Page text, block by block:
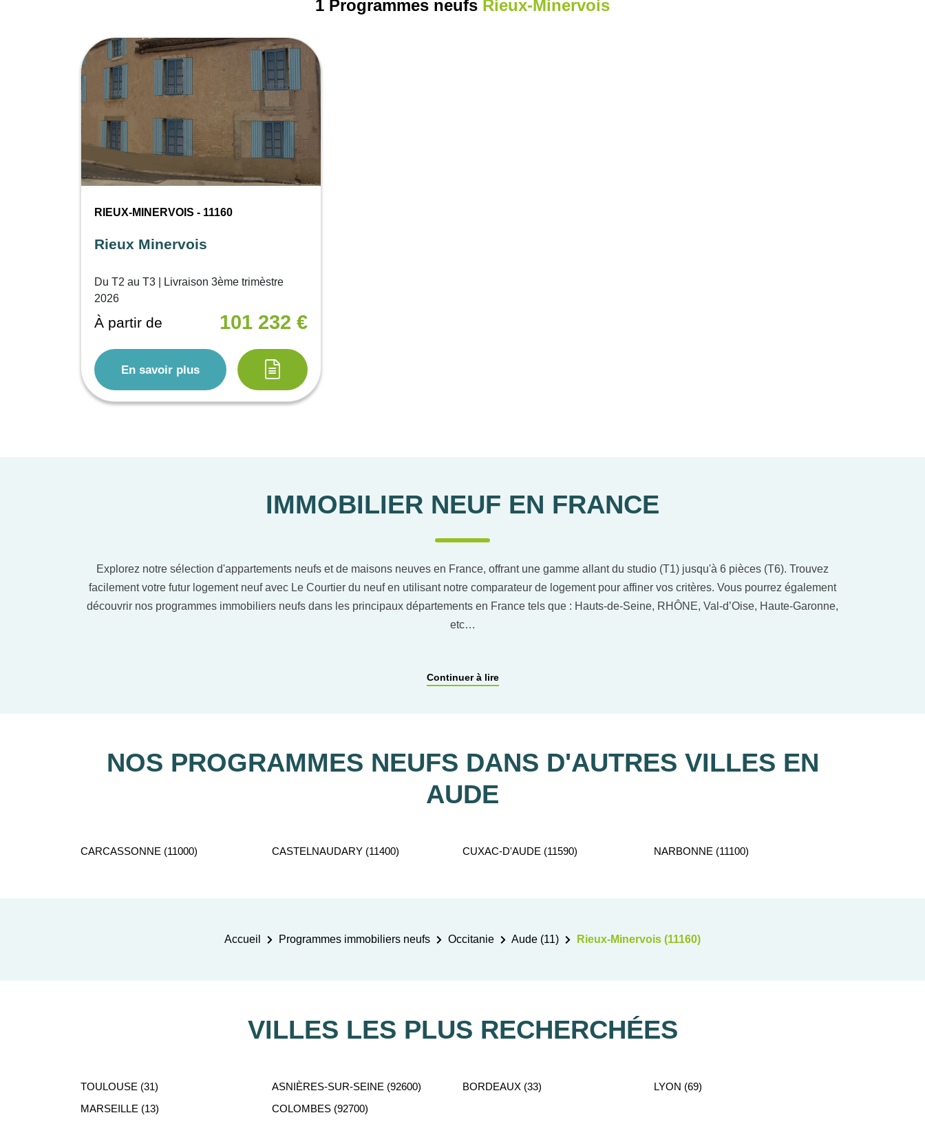
1 Programmes neufs Rieux-Minervois
RIEUX-MINERVOIS - 11160
Rieux Minervois
Du T2 au T3 | Livraison 3ème trimèstre
2026
À partir de 101 232 €
En savoir plus
IMMOBILIER NEUF EN FRANCE
Explorez notre sélection d'appartements neufs et de maisons neuves en France, offrant une gamme allant du studio (T1) jusqu'à 6 pièces (T6). Trouvez
facilement votre futur logement neuf avec Le Courtier du neuf en utilisant notre comparateur de logement pour affiner vos critères. Vous pourrez également
découvrir nos programmes immobiliers neufs dans les principaux départements en France tels que : Hauts-de-Seine, RHÔNE, Val-d’Oise, Haute-Garonne,
etc…
ACCOMPAGNEMENT PERSONNALISÉ
Continuer à lire
NOS PROGRAMMES NEUFS DANS D'AUTRES VILLES EN
AUDE
CARCASSONNE (11000) CASTELNAUDARY (11400) CUXAC-D'AUDE (11590) NARBONNE (11100)
Accueil Programmes immobiliers neufs Occitanie Aude (11) Rieux-Minervois (11160)
VILLES LES PLUS RECHERCHÉES
TOULOUSE (31) ASNIÈRES-SUR-SEINE (92600) BORDEAUX (33)
LYON (69)
MARSEILLE (13)
COLOMBES (92700)